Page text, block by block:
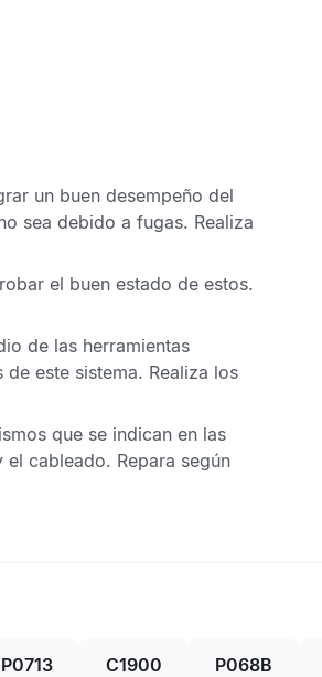
un buen desempeño del
sea debido a fugas. Realiza
el buen estado de estos.
de las herramientas
este sistema. Realiza los
que se indican en las
cableado. Repara según
P0713 C1900 P068B